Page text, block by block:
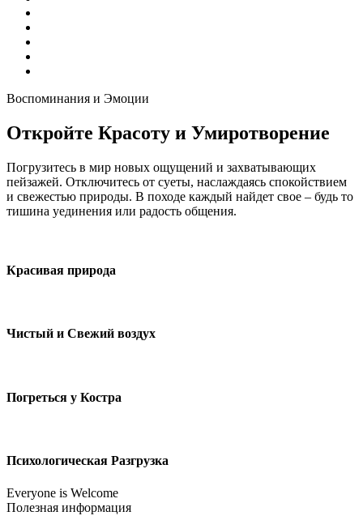
Воспоминания и Эмоции
Откройте Красоту и Умиротворение
Погрузитесь в мир новых ощущений и захватывающих
пейзажей. Отключитесь от суеты, наслаждаясь спокойствием
и свежестью природы. В походе каждый найдет свое – будь то
тишина уединения или радость общения.
Красивая природа
Чистый и Свежий воздух
Погреться у Костра
Психологическая Разгрузка
Everyone is Welcome
Полезная информация